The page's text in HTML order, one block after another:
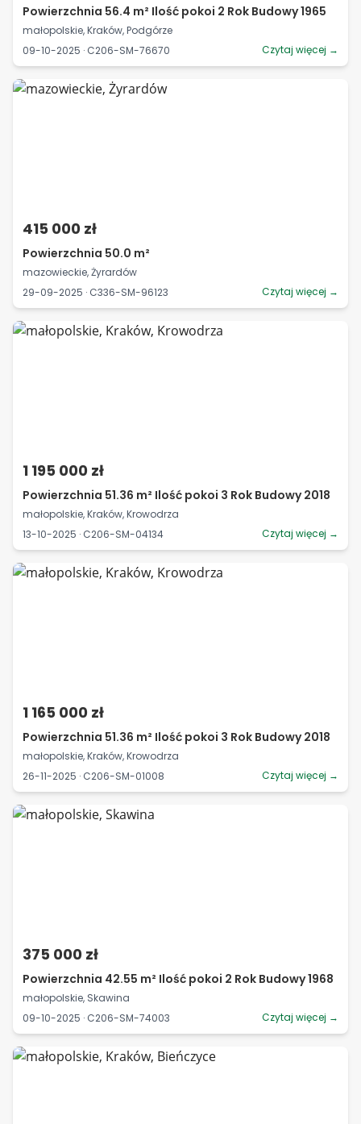
Powierzchnia 56.4 m² Ilość pokoi 2 Rok Budowy 1965
małopolskie, Kraków, Podgórze
09-10-2025 · C206-SM-76670
Czytaj więcej →
415 000 zł
Powierzchnia 50.0 m²
mazowieckie, Żyrardów
29-09-2025 · C336-SM-96123
Czytaj więcej →
1 195 000 zł
Powierzchnia 51.36 m² Ilość pokoi 3 Rok Budowy 2018
małopolskie, Kraków, Krowodrza
13-10-2025 · C206-SM-04134
Czytaj więcej →
1 165 000 zł
Powierzchnia 51.36 m² Ilość pokoi 3 Rok Budowy 2018
małopolskie, Kraków, Krowodrza
26-11-2025 · C206-SM-01008
Czytaj więcej →
375 000 zł
Powierzchnia 42.55 m² Ilość pokoi 2 Rok Budowy 1968
małopolskie, Skawina
09-10-2025 · C206-SM-74003
Czytaj więcej →